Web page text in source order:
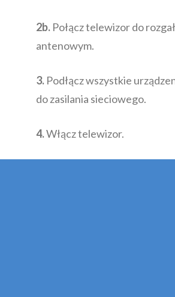
2b. Połącz telewizor do
antenowym.
3. Podłącz wszystkie
do zasilania sieciowego.
4.Włącz telewizor.